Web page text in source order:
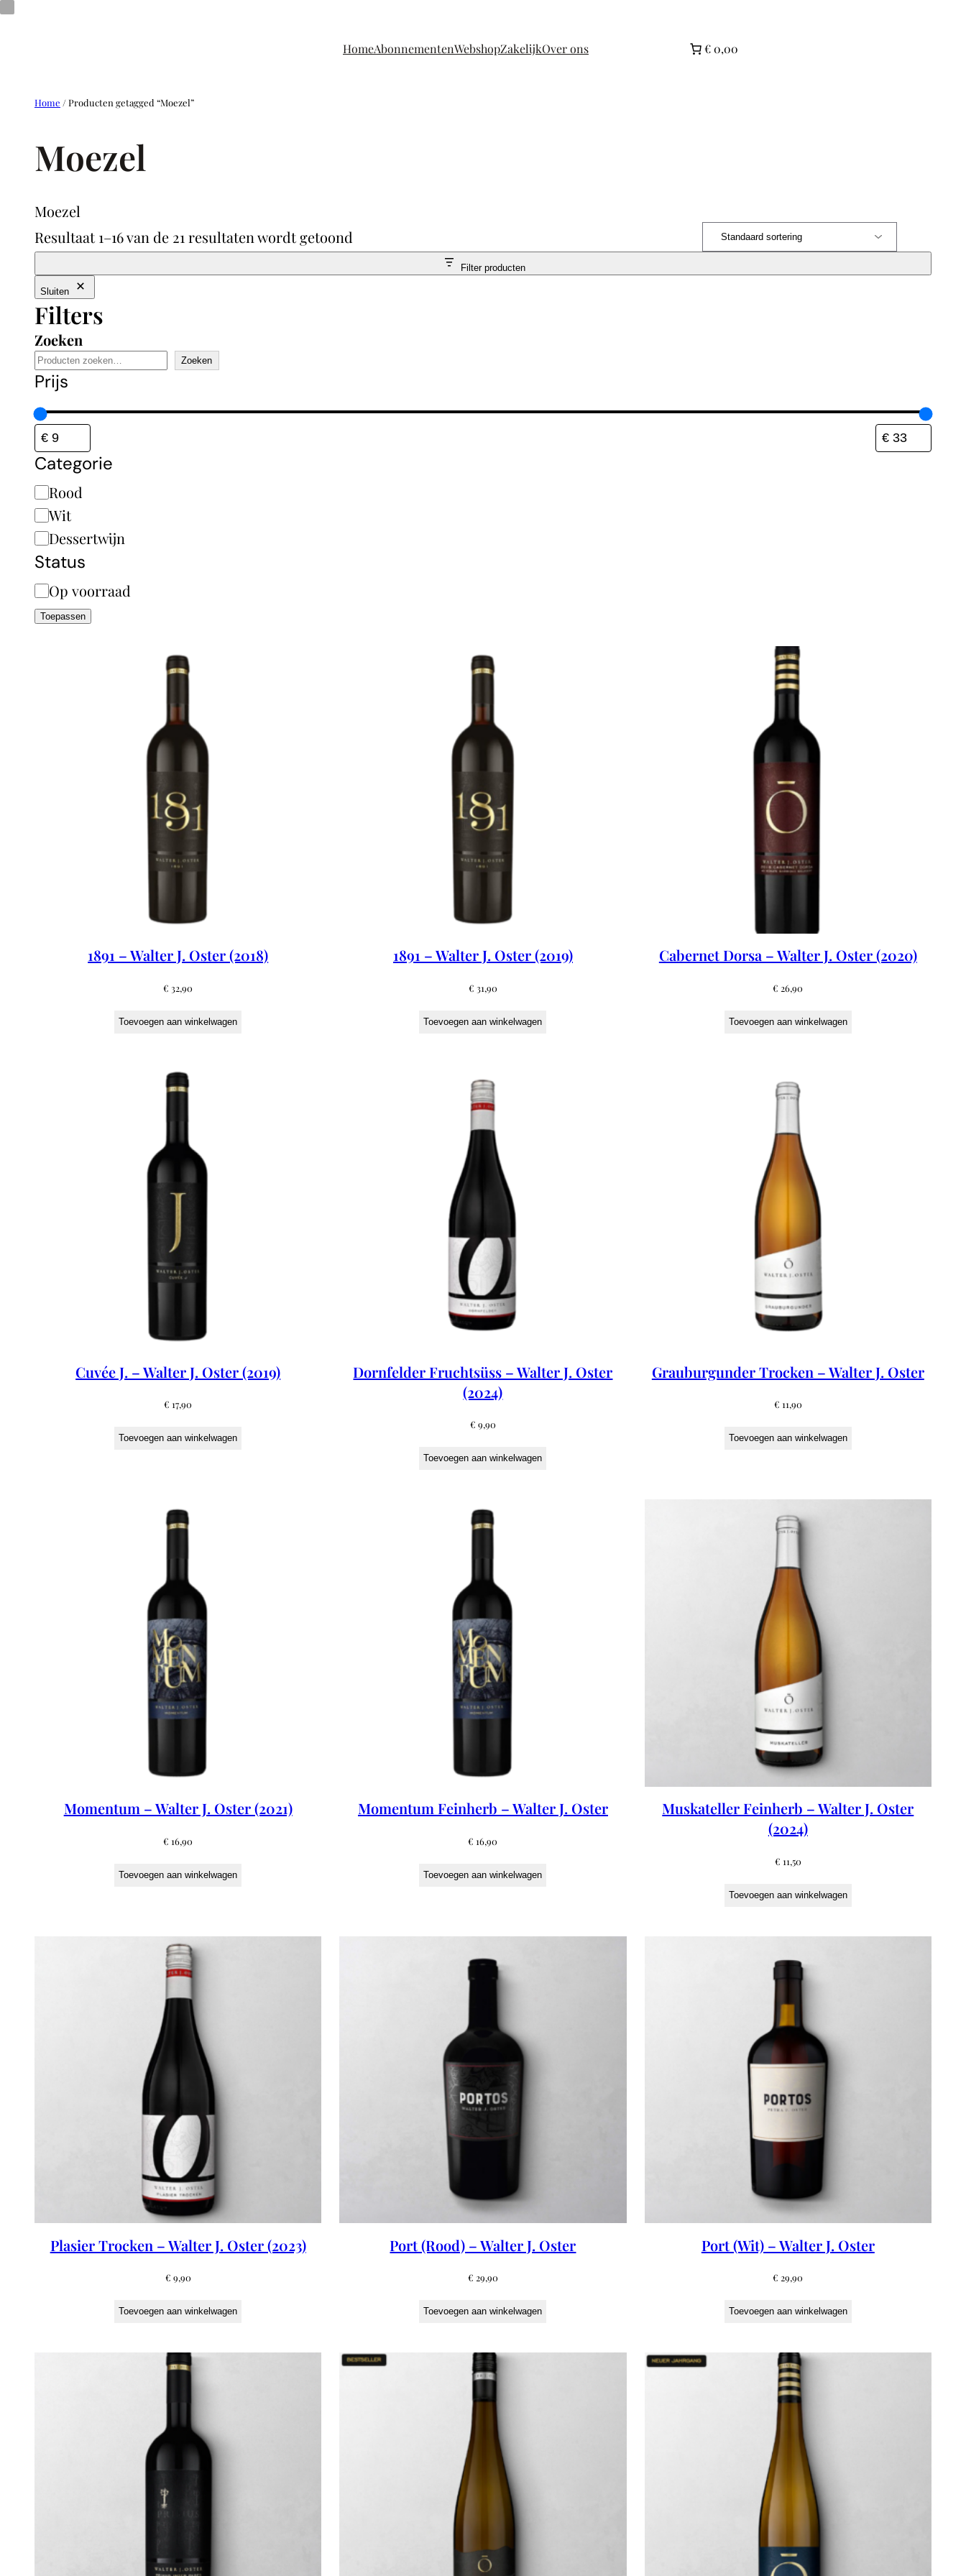
Ga
HomeAbonnementenWebshopZakelijkOver ons € 0,00
Home / Producten getagged “Moezel”
Moezel
Moezel
Resultaat 1–16 van de 21 resultaten wordt getoond
Filter producten
Sluiten
Filters
Zoeken
Zoeken
Prijs
Categorie
Categorie
Rood
Wit
Dessertwijn
Status
Status
Op voorraad
Toepassen
1891 – Walter J. Oster (2018)
€ 32,90
Toevoegen aan winkelwagen
1891 – Walter J. Oster (2019)
€ 31,90
Toevoegen aan winkelwagen
Cabernet Dorsa – Walter J. Oster (2020)
€ 26,90
Toevoegen aan winkelwagen
Cuvée J. – Walter J. Oster (2019)
€ 17,90
Toevoegen aan winkelwagen
Dornfelder Fruchtsüss – Walter J. Oster
(2024)
€ 9,90
Toevoegen aan winkelwagen
Grauburgunder Trocken – Walter J. Oster
€ 11,90
Toevoegen aan winkelwagen
Momentum – Walter J. Oster (2021)
€ 16,90
Toevoegen aan winkelwagen
Momentum Feinherb – Walter J. Oster
€ 16,90
Toevoegen aan winkelwagen
Muskateller Feinherb – Walter J. Oster
(2024)
€ 11,50
Toevoegen aan winkelwagen
Plasier Trocken – Walter J. Oster (2023)
€ 9,90
Toevoegen aan winkelwagen
Port (Rood) – Walter J. Oster
€ 29,90
Toevoegen aan winkelwagen
Port (Wit) – Walter J. Oster
€ 29,90
Toevoegen aan winkelwagen